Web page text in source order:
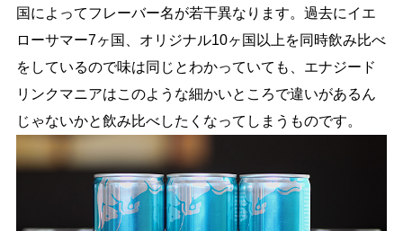
国によってフレーバー名が若干異なります。過去にイエ
ローサマー7ヶ国、オリジナル10ヶ国以上を同時飲み比べ
をしているので味は同じとわかっていても、エナジード
リンクマニアはこのような細かいところで違いがあるん
じゃないかと飲み比べしたくなってしまうものです。